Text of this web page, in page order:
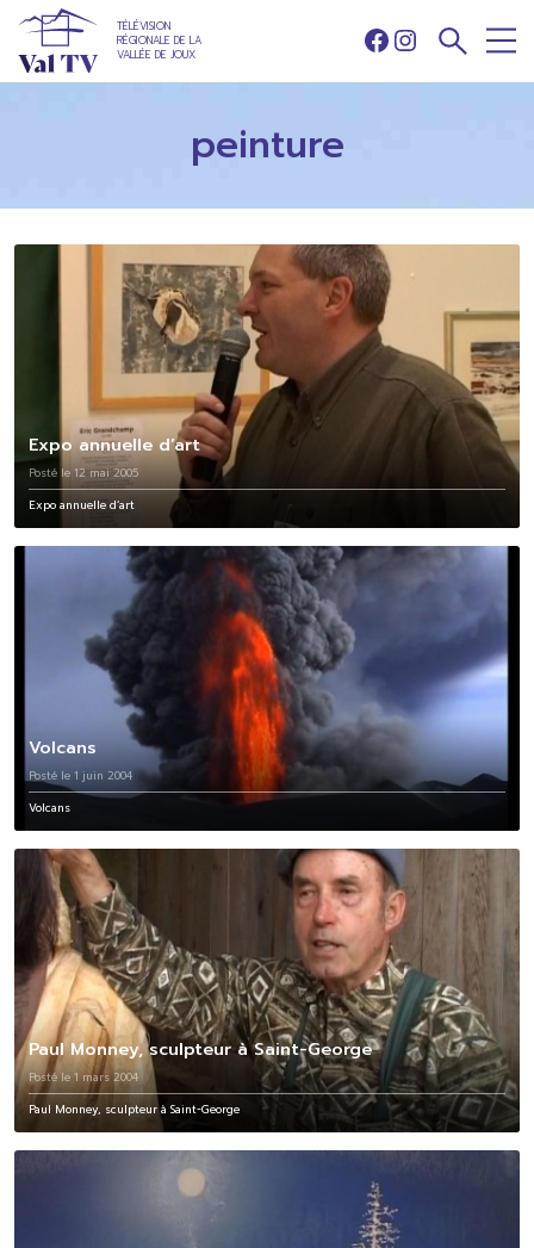
TÉLÉVISION
RÉGIONALE DE LA
VALLÉE DE JOUX
Facebook
Instagram
peinture
Expo annuelle d’art
Posté le 12 mai 2005
Expo annuelle d’art
Volcans
Posté le 1 juin 2004
Volcans
Paul Monney, sculpteur à Saint-George
Posté le 1 mars 2004
Paul Monney, sculpteur à Saint-George